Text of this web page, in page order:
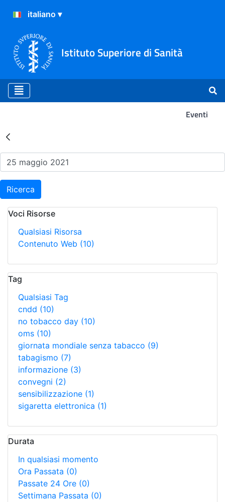
Istituto Superiore di Sanità
Eventi
Risultati della Ricerca -
Ricerca
Voci Risorse
Qualsiasi Risorsa
Contenuto Web (10)
Tag
Qualsiasi Tag
cndd (10)
no tobacco day (10)
oms (10)
giornata mondiale senza tabacco (9)
tabagismo (7)
informazione (3)
convegni (2)
sensibilizzazione (1)
sigaretta elettronica (1)
Durata
In qualsiasi momento
Ora Passata (0)
Passate 24 Ore (0)
Settimana Passata (0)